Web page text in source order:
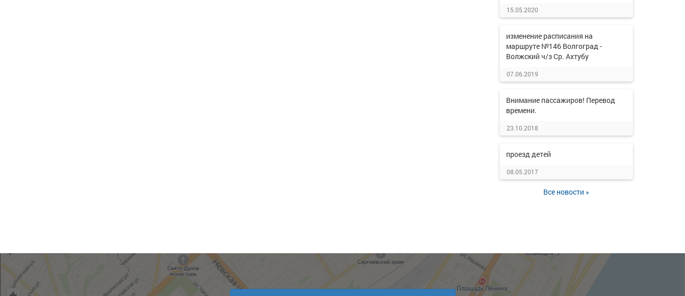
15.05.2020
изменение расписания на
маршруте №146 Волгоград -
Волжский ч/з Ср. Ахтубу
07.06.2019
Внимание пассажиров! Перевод
времени.
23.10.2018
проезд детей
08.05.2017
Все новости »